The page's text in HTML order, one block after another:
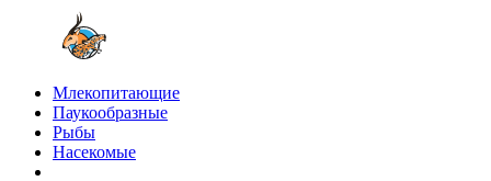
Млекопитающие
Паукообразные
Рыбы
Насекомые